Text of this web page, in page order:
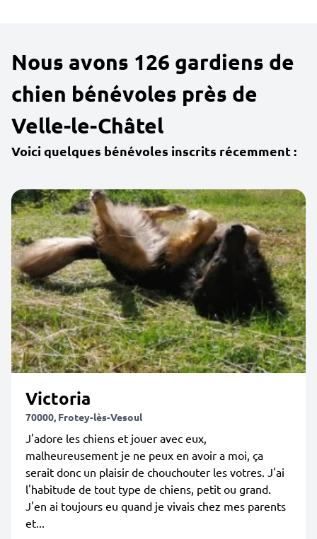
Nous avons 126 gardiens de
chien bénévoles près de
Velle-le-Châtel
Voici quelques bénévoles inscrits récemment :
Victoria
70000, Frotey-lès-Vesoul
J'adore les chiens et jouer avec eux,
malheureusement je ne peux en avoir a moi, ça
serait donc un plaisir de chouchouter les votres. J'ai
l'habitude de tout type de chiens, petit ou grand.
J'en ai toujours eu quand je vivais chez mes parents
et...